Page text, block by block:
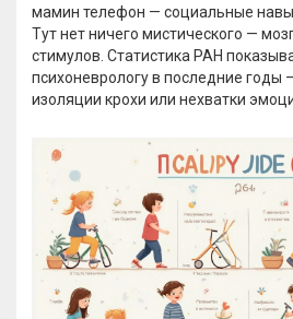
мамин телефон — социальные
Тут нет ничего мистического —
стимулов. Статистика РАН
психоневрологу в последние годы
изоляции крохи или нехватки